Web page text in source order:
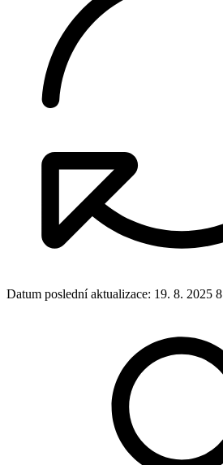
Datum poslední aktualizace: 19. 8. 2025